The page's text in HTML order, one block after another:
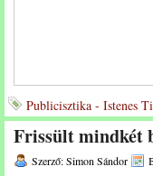
Publicisztika - Istenes
Frissült mindkét
Szerző: Simon Sándor